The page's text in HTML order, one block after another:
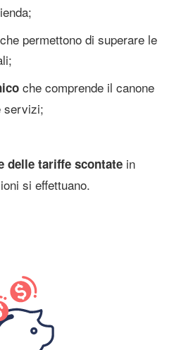
permettono di superare le
che comprende il canone
servizi;
delle tariffe scontate in
si effettuano.